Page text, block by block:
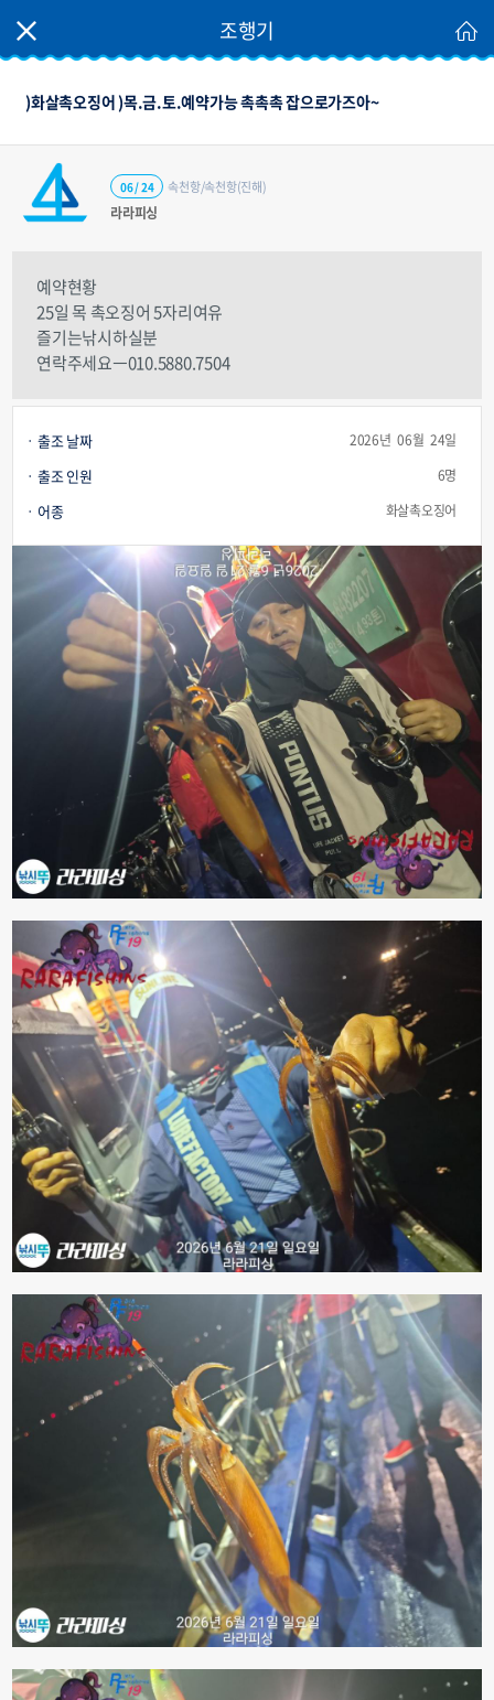
조행기
)화살촉오징어 )목.금.토.예약가능 촉촉촉 잡으로가즈아~
라라피싱
속천항/속천항(진해)
06 / 24
예약현황
25일 목 촉오징어 5자리여유
즐기는낚시하실분
연락주세요ㅡ010.5880.7504
출조 날짜 2026년 06월 24일
출조 인원 6명
어종 화살촉오징어